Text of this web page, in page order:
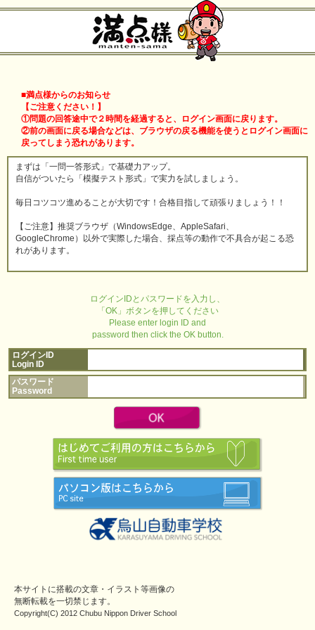
■満点様からのお知らせ
【ご注意ください！】
①問題の回答途中で２時間を経過すると、ログイン画面に戻ります。
②前の画面に戻る場合などは、ブラウザの戻る機能を使うとログイン画面に
戻ってしまう恐れがあります。
まずは「一問一答形式」で基礎力アップ。
自信がついたら「模擬テスト形式」で実力を試しましょう。
毎日コツコツ進めることが大切です！合格目指して頑張りましょう！！
【ご注意】推奨ブラウザ（WindowsEdge、AppleSafari、
GoogleChrome）以外で実際した場合、採点等の動作で不具合が起こる恐
れがあります。
ログインIDとパスワードを入力し、
「OK」ボタンを押してください
Please enter login ID and
password then click the OK button.
ログインID
Login ID
パスワード
Password
本サイトに搭載の文章・イラスト等画像の
無断転載を一切禁じます。
Copyright(C) 2012 Chubu Nippon Driver School